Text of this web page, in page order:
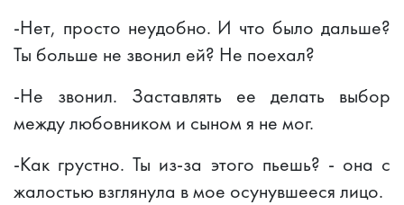
-Нет, просто неудобно. И что было дальше?
Ты больше не звонил ей? Не поехал?
-Не звонил. Заставлять ее делать выбор
между любовником и сыном я не мог.
-Как грустно. Ты из-за этого пьешь? - она с
жалостью взглянула в мое осунувшееся лицо.